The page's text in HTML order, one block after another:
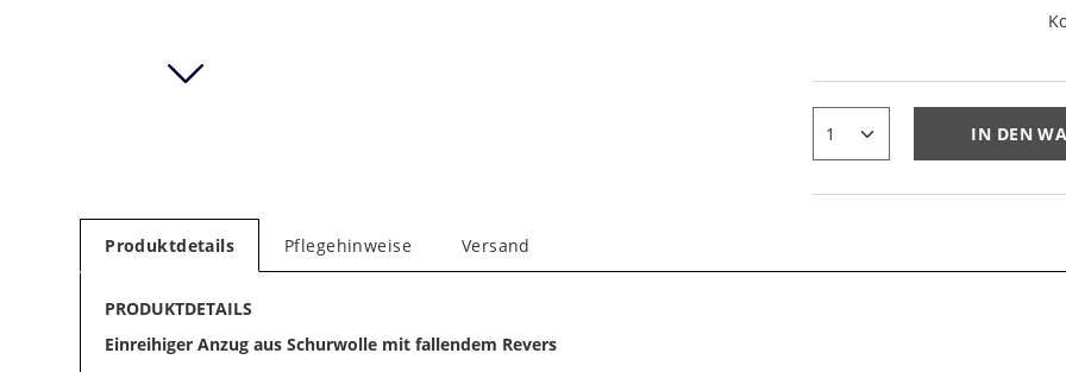
IN DEN
Produktdetails Pflegehinweise Versand
PRODUKTDETAILS
Einreihiger Anzug aus Schurwolle mit fallendem Revers